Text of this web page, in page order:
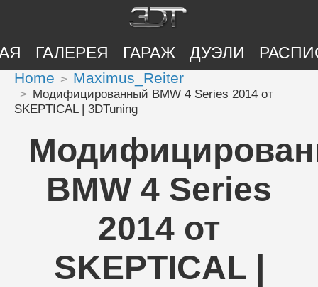
ГАЛЕРЕЯ ГАРАЖ ДУЭЛИ
Home Maximus_Reiter
Модифицированный BMW 4 Series 2014 от
SKEPTICAL | 3DTuning
BMW 4 Series
2014 от
SKEPTICAL |